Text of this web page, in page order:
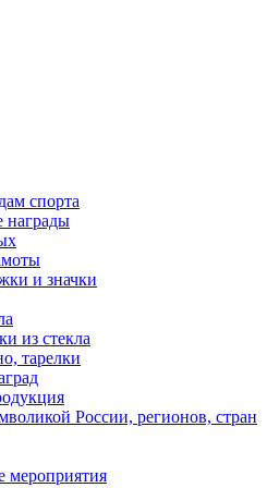
спорта
награды
и значки
из стекла
тарелки
России, регионов, стран
мероприятия